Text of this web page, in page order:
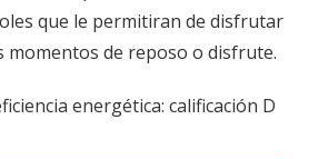
que le permitiran de disfrutar
momentos de reposo o disfrute.
energética: calificación D